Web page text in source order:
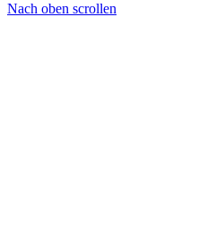
Nach oben scrollen